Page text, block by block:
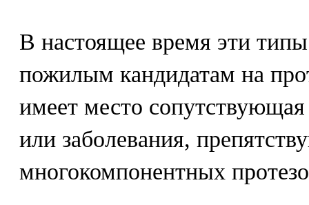
В настоящее время эти
пожилым кандидатам на
имеет место сопутствующая
или заболевания,
многокомпонентных